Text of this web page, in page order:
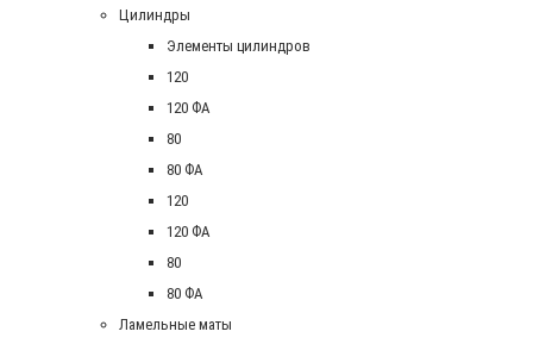
Цилиндры
Элементы цилиндров
120
120 ФА
80
80 ФА
120
120 ФА
80
80 ФА
Ламельные маты